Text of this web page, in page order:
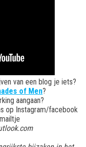
van een blog je iets?
of Men?
aangaan?
op Instagram/facebook